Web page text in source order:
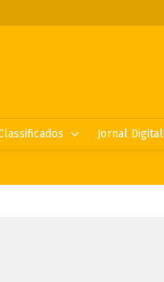
Jornal Digital